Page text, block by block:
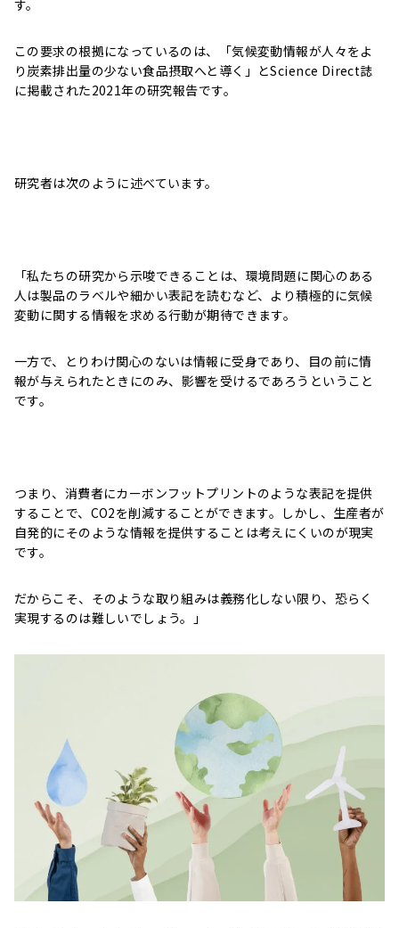
す。
この要求の根拠になっているのは、「気候変動情報が人々をよ
り炭素排出量の少ない食品摂取へと導く」とScience Direct誌
に掲載された2021年の研究報告です。
研究者は次のように述べています。
「私たちの研究から示唆できることは、環境問題に関心のある
人は製品のラベルや細かい表記を読むなど、より積極的に気候
変動に関する情報を求める行動が期待できます。
一方で、とりわけ関心のないは情報に受身であり、目の前に情
報が与えられたときにのみ、影響を受けるであろうということ
です。
つまり、消費者にカーボンフットプリントのような表記を提供
することで、CO2を削減することができます。しかし、生産者が
自発的にそのような情報を提供することは考えにくいのが現実
です。
だからこそ、そのような取り組みは義務化しない限り、恐らく
実現するのは難しいでしょう。」